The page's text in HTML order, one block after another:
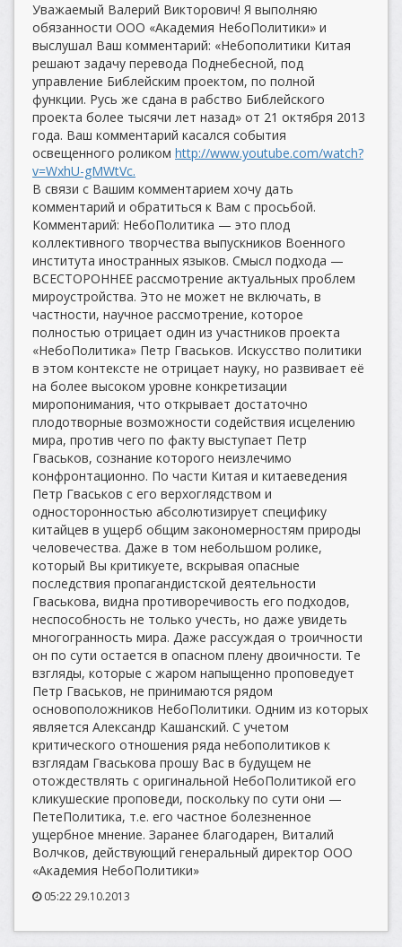
Уважаемый Валерий Викторович! Я выполняю
обязанности ООО «Академия НебоПолитики» и
выслушал Ваш комментарий: «Небополитики Китая
решают задачу перевода Поднебесной, под
управление Библейским проектом, по полной
функции. Русь же сдана в рабство Библейского
проекта более тысячи лет назад» от 21 октября 2013
года. Ваш комментарий касался события
освещенного роликом http://www.youtube.com/watch?
v=WxhU-gMWtVc.
В связи с Вашим комментарием хочу дать
комментарий и обратиться к Вам с просьбой.
Комментарий: НебоПолитика — это плод
коллективного творчества выпускников Военного
института иностранных языков. Смысл подхода —
ВСЕСТОРОННЕЕ рассмотрение актуальных проблем
мироустройства. Это не может не включать, в
частности, научное рассмотрение, которое
полностью отрицает один из участников проекта
«НебоПолитика» Петр Гваськов. Искусство политики
в этом контексте не отрицает науку, но развивает её
на более высоком уровне конкретизации
миропонимания, что открывает достаточно
плодотворные возможности содействия исцелению
мира, против чего по факту выступает Петр
Гваськов, сознание которого неизлечимо
конфронтационно. По части Китая и китаеведения
Петр Гваськов с его верхоглядством и
односторонностью абсолютизирует специфику
китайцев в ущерб общим закономерностям природы
человечества. Даже в том небольшом ролике,
который Вы критикуете, вскрывая опасные
последствия пропагандистской деятельности
Гваськова, видна противоречивость его подходов,
неспособность не только учесть, но даже увидеть
многогранность мира. Даже рассуждая о троичности
он по сути остается в опасном плену двоичности. Те
взгляды, которые с жаром напыщенно проповедует
Петр Гваськов, не принимаются рядом
основоположников НебоПолитики. Одним из которых
является Александр Кашанский. С учетом
критического отношения ряда небополитиков к
взглядам Гваськова прошу Вас в будущем не
отождествлять с оригинальной НебоПолитикой его
кликушеские проповеди, поскольку по сути они —
ПетеПолитика, т.е. его частное болезненное
ущербное мнение. Заранее благодарен, Виталий
Волчков, действующий генеральный директор ООО
«Академия НебоПолитики»
05:22 29.10.2013